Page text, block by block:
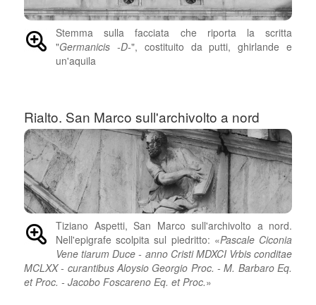
Stemma sulla facciata che riporta la scritta
"Germanicis -D-", costituito da putti, ghirlande e
un'aquila
Rialto. San Marco sull'archivolto a nord
Tiziano Aspetti, San Marco sull'archivolto a nord.
Nell'epigrafe scolpita sul piedritto: «Pascale Ciconia
Vene tiarum Duce - anno Cristi MDXCI Vrbis conditae
MCLXX - curantibus Aloysio Georgio Proc. - M. Barbaro Eq.
et Proc. - Jacobo Foscareno Eq. et Proc.»